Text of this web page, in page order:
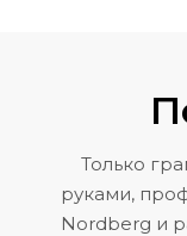
Только
руками,
Nordberg и